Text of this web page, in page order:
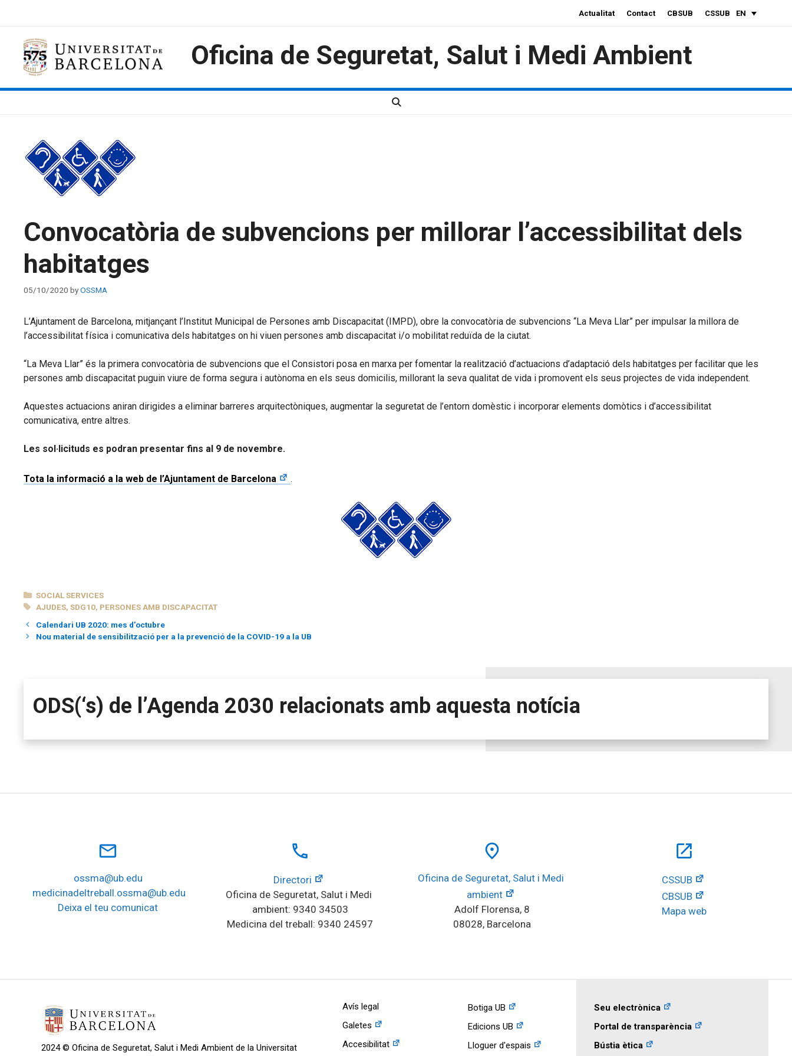
EN
Actualitat Contact CBSUB CSSUB
Oficina de Seguretat, Salut i Medi Ambient
Convocatòria de subvencions per millorar l’accessibilitat dels
habitatges
05/10/2020 byOSSMA
L’Ajuntament de Barcelona, mitjançant l’Institut Municipal de Persones amb Discapacitat (IMPD), obre la convocatòria de subvencions “La Meva Llar” per impulsar la millora de
l’accessibilitat física i comunicativa dels habitatges on hi viuen persones amb discapacitat i/o mobilitat reduïda de la ciutat.
“La Meva Llar” és la primera convocatòria de subvencions que el Consistori posa en marxa per fomentar la realització d’actuacions d’adaptació dels habitatges per facilitar que les
persones amb discapacitat puguin viure de forma segura i autònoma en els seus domicilis, millorant la seva qualitat de vida i promovent els seus projectes de vida independent.
Aquestes actuacions aniran dirigides a eliminar barreres arquitectòniques, augmentar la seguretat de l’entorn domèstic i incorporar elements domòtics i d’accessibilitat
comunicativa, entre altres.
Les sol·licituds es podran presentar fins al 9 de novembre.
Tota la informació a la web de l’Ajuntament de Barcelona .
CATEGORIES
SOCIAL SERVICES
TAGS
AJUDES,SDG10, PERSONES AMB DISCAPACITAT
Calendari UB 2020: mes d’octubre
Nou material de sensibilització per a la prevenció de la COVID-19 a la UB
ODS(‘s) de l’Agenda 2030 relacionats amb aquesta notícia
mail_outline
ossma@ub.edu
medicinadeltreball.ossma@ub.edu
Deixa el teu comunicat
local_phone
Directori
Oficina de Seguretat, Salut i Medi
ambient: 9340 34503
Medicina del treball: 9340 24597
place
Oficina de Seguretat, Salut i Medi
ambient
Adolf Florensa, 8
08028, Barcelona
open_in_new
CSSUB
CBSUB
Mapa web
2024 © Oficina de Seguretat, Salut i Medi Ambient de la Universitat
Avís legal
Galetes
Accesibilitat
Botiga UB
Edicions UB
Lloguer d'espais
Seu electrònica
Portal de transparència
Bústia ètica